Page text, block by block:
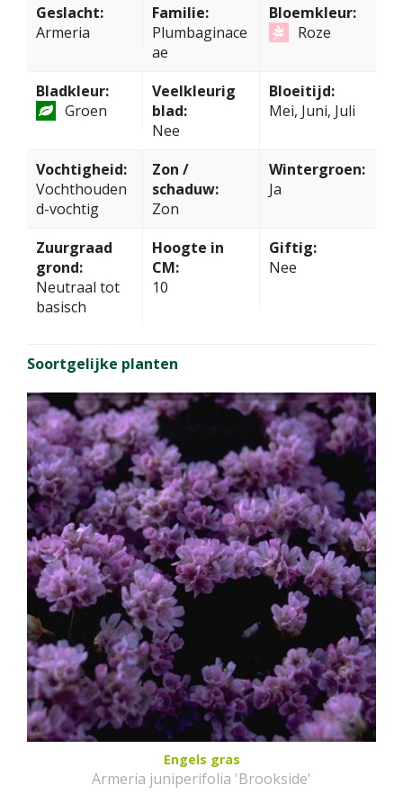
Geslacht:
Armeria
Familie:
Plumbaginace
ae
Bloemkleur:
Roze
Bladkleur:
Groen
Veelkleurig
blad:
Nee
Bloeitijd:
Mei, Juni, Juli
Vochtigheid:
Vochthouden
d-vochtig
Zon /
schaduw:
Zon
Wintergroen:
Ja
Zuurgraad
grond:
Neutraal tot
basisch
Hoogte in
CM:
10
Giftig:
Nee
Soortgelijke planten
Engels gras
Armeria juniperifolia 'Brookside'